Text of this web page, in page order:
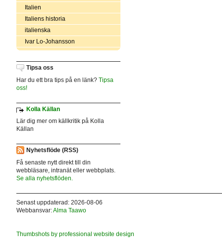
Italien
Italiens historia
italienska
Ivar Lo-Johansson
Tipsa oss
Har du ett bra tips på en länk? Tipsa
oss!
Kolla Källan
Lär dig mer om källkritik på Kolla
Källan
Nyhetsflöde (RSS)
Få senaste nytt direkt till din
webbläsare, intranät eller webbplats.
Se alla nyhetsflöden.
Senast uppdaterad: 2026-08-06
Webbansvar:Alma Taawo
Thumbshots by professional website design